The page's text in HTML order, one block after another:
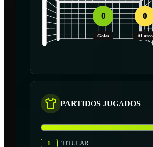
0
Goles
0
Al arco
PARTIDOS JUGADOS
1 TITULAR